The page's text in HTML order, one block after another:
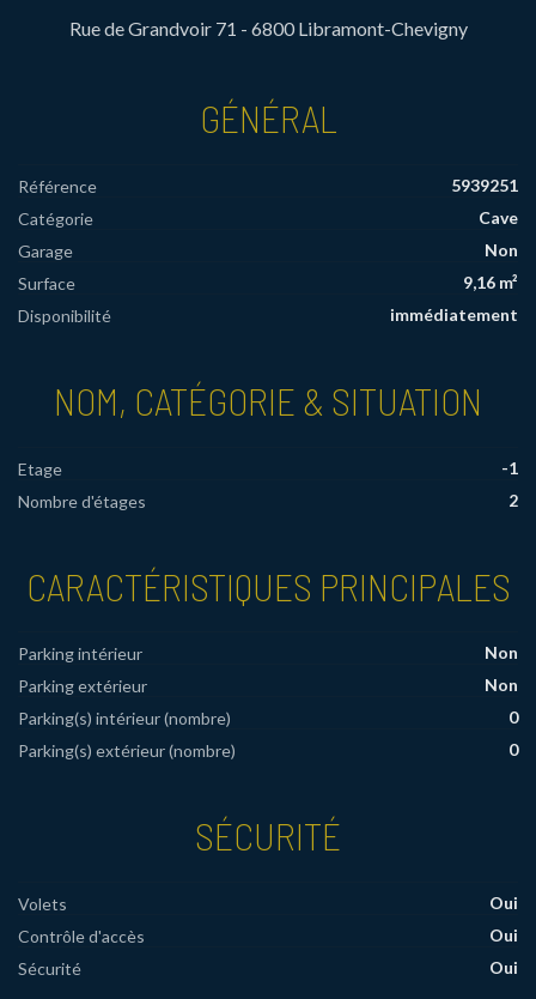
Rue de Grandvoir 71 - 6800 Libramont-Chevigny
GÉNÉRAL
Référence
5939251
Catégorie
Cave
Garage
Non
Surface
9,16 m²
Disponibilité
immédiatement
NOM, CATÉGORIE & SITUATION
Etage
-1
Nombre d'étages
2
CARACTÉRISTIQUES PRINCIPALES
Parking intérieur
Non
Parking extérieur
Non
Parking(s) intérieur (nombre)
0
Parking(s) extérieur (nombre)
0
SÉCURITÉ
Volets
Oui
Contrôle d'accès
Oui
Sécurité
Oui